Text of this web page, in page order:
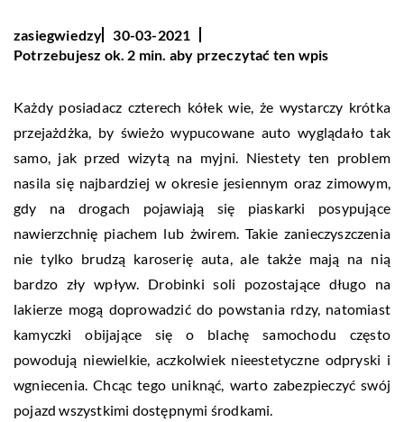
zasiegwiedzy
30-03-2021
Potrzebujesz ok. 2 min. aby przeczytać ten wpis
Każdy posiadacz czterech kółek wie, że wystarczy krótka
przejażdżka, by świeżo wypucowane auto wyglądało tak
samo, jak przed wizytą na myjni. Niestety ten problem
nasila się najbardziej w okresie jesiennym oraz zimowym,
gdy na drogach pojawiają się piaskarki posypujące
nawierzchnię piachem lub żwirem. Takie zanieczyszczenia
nie tylko brudzą karoserię auta, ale także mają na nią
bardzo zły wpływ. Drobinki soli pozostające długo na
lakierze mogą doprowadzić do powstania rdzy, natomiast
kamyczki obijające się o blachę samochodu często
powodują niewielkie, aczkolwiek nieestetyczne odpryski i
wgniecenia. Chcąc tego uniknąć, warto zabezpieczyć swój
pojazd wszystkimi dostępnymi środkami.